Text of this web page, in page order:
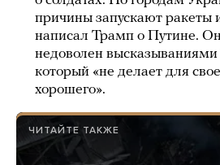
причины запускают ракеты
написал Трамп о Путине.
недоволен высказываниями
который «не делает для
хорошего».
ЧИТАЙТЕ ТАКЖЕ